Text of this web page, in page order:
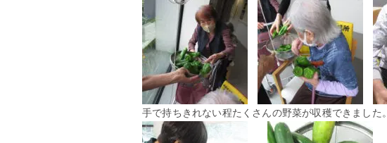
手で持ちきれない程たくさんの野菜が収穫できました。